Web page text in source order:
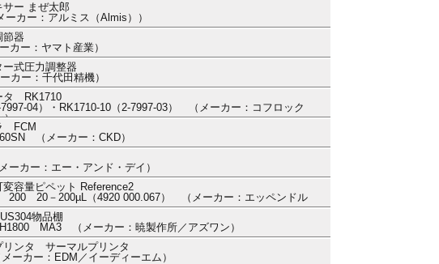
サー まぜ太郎
カー：アルミス（Almis））
節器
ー：ヤマト産業）
式圧力調整器
カー：千代田精機）
タ RK1710
04）・RK1710-10（2-7997-03） （メーカー：コフロック
）
FCM
（メーカー：CKD）
カー：エー・アンド・デイ）
容量ピペット Reference2
200 20－200µL（4920 000.067） （メーカー：エッペンドル
物品棚
MA3 （メーカー：暁製作所／アズワン）
リンタ サーマルプリンタ
ーカー：EDM／イーディーエム）